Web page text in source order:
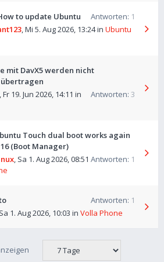
to update Ubuntu Antworten: 1
,Mi 5. Aug 2026, 13:24in Ubuntu
mit DavX5 werden nicht
Antworten: 3
,Fr 19. Jun 2026, 14:11 in
Touch dual boot works again
(Boot Manager)
Antworten: 1
, Sa 1. Aug 2026, 08:51
Antworten: 1
Sa 1. Aug 2026, 10:03 in Volla Phone